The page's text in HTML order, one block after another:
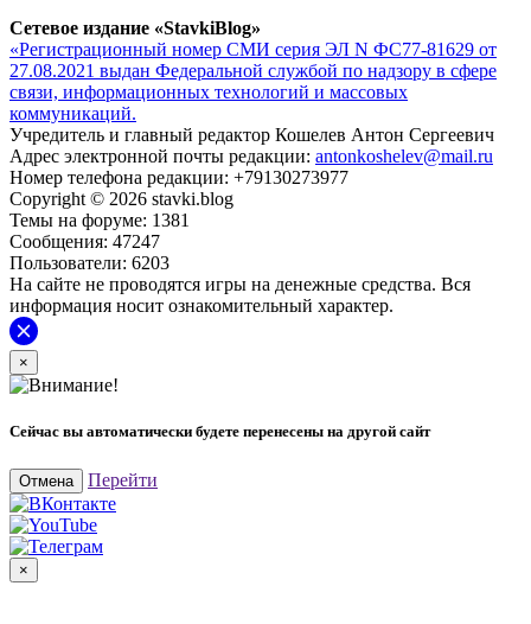
Сетевое издание «StavkiBlog»
«Регистрационный номер СМИ серия ЭЛ N ФС77-81629 от
27.08.2021 выдан Федеральной службой по надзору в сфере
связи, информационных технологий и массовых
коммуникаций.
Учредитель и главный редактор Кошелев Антон Сергеевич
Адрес электронной почты редакции: antonkoshelev@mail.ru
Номер телефона редакции: +79130273977
Copyright © 2026 stavki.blog
Темы на форуме: 1381
Сообщения: 47247
Пользователи: 6203
На сайте не проводятся игры на денежные средства. Вся
информация носит ознакомительный характер.
×
Сейчас вы автоматически будете перенесены на другой сайт
Отмена Перейти
×